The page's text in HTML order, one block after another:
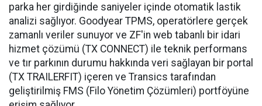
parka her girdiğinde saniyeler içinde otomatik lastik
analizi sağlıyor. Goodyear TPMS, operatörlere gerçek
zamanlı veriler sunuyor ve ZF'in web tabanlı bir idari
hizmet çözümü (TX CONNECT) ile teknik performans
ve tır parkının durumu hakkında veri sağlayan bir portal
(TX TRAILERFIT) içeren ve Transics tarafından
geliştirilmiş FMS (Filo Yönetim Çözümleri) portföyüne